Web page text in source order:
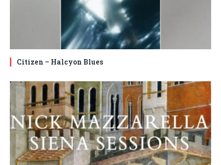
Citizen – Halcyon Blues